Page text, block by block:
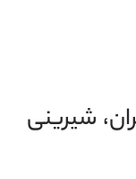
شیرینی